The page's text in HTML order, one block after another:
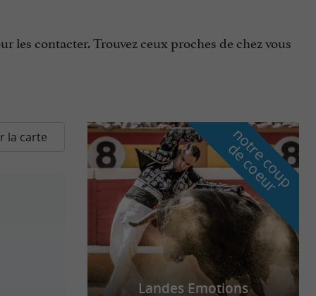
les contacter. Trouvez ceux proches de chez vous
la carte n
o
t
r
e
c
o
u
p
d
e
c
o
e
u
r
Landes Emotions